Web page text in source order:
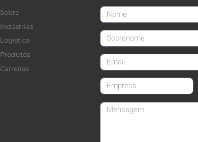
Sobre
Indústrias
Logística
Produtos
Carreiras
FirstName
LastName
email
CompanyName
Message